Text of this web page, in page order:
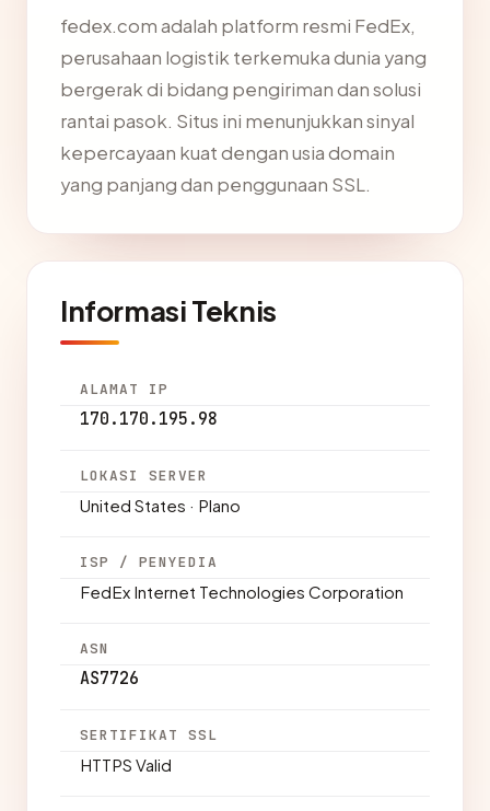
fedex.com adalah platform resmi FedEx,
perusahaan logistik terkemuka dunia yang
bergerak di bidang pengiriman dan solusi
rantai pasok. Situs ini menunjukkan sinyal
kepercayaan kuat dengan usia domain
yang panjang dan penggunaan SSL.
Informasi Teknis
ALAMAT IP
170.170.195.98
LOKASI SERVER
United States · Plano
ISP / PENYEDIA
FedEx Internet Technologies Corporation
ASN
AS7726
SERTIFIKAT SSL
HTTPS Valid